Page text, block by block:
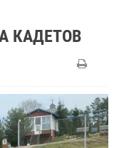
КАДЕТОВ